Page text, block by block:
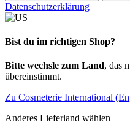
Datenschutzerklärung
Bist du im richtigen Shop?
Bitte wechsle zum Land, das
übereinstimmt.
Zu Cosmeterie International
Anderes Lieferland wählen